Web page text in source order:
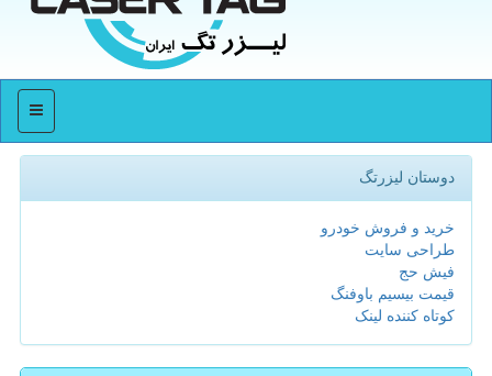
منو
دوستان لیزرتگ
خرید و فروش خودرو
طراحی سایت
فیش حج
قیمت بیسیم باوفنگ
کوتاه کننده لینک